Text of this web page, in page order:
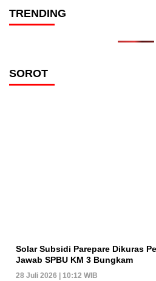
TRENDING
SOROT
Solar Subsidi Parepare Dikuras
Jawab SPBU KM 3 Bungkam
28 Juli 2026 | 10:12 WIB